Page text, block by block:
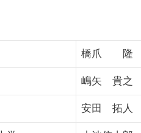
橋爪 隆
嶋矢 貴之
安田 拓人